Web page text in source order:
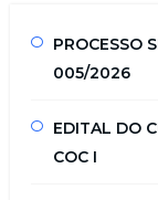
PROCESSO
005/2026
EDITAL DO
COC I